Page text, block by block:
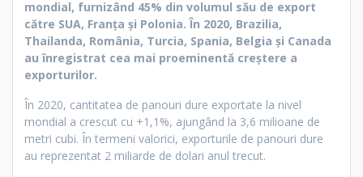
mondial, furnizând 45% din volumul său de export
către SUA, Franța și Polonia. În 2020, Brazilia,
Thailanda, România, Turcia, Spania, Belgia și Canada
au înregistrat cea mai proeminentă creștere a
exporturilor.
În 2020, cantitatea de panouri dure exportate la nivel
mondial a crescut cu +1,1%, ajungând la 3,6 milioane de
metri cubi. În termeni valorici, exporturile de panouri dure
au reprezentat 2 miliarde de dolari anul trecut.